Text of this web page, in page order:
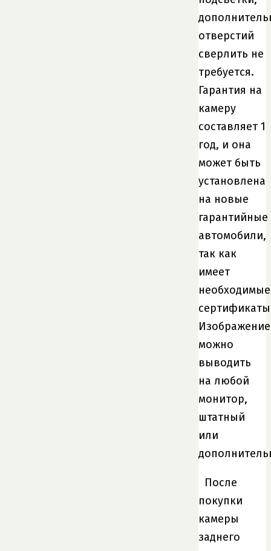
отверстий
сверлить не
требуется.
Гарантия на
камеру
составляет 1
год, и она
может быть
установлена
на новые
гарантийные
автомобили,
так как
имеет
необходимые
Изображение
можно
выводить
на любой
монитор,
штатный
или
После
покупки
камеры
заднего